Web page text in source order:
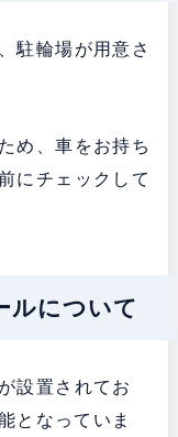
駐輪場が用意さ
め、車をお持ち
にチェックして
ルについて
設置されてお
となっていま